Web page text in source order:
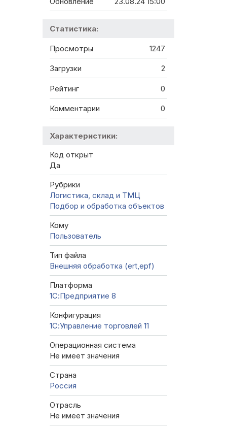
Статистика:
Просмотры 1247
Загрузки 2
Рейтинг 0
Комментарии 0
Характеристики:
Код открыт
Да
Рубрики
Логистика, склад и ТМЦ
Подбор и обработка объектов
Кому
Пользователь
Тип файла
Внешняя обработка (ert,epf)
Платформа
1С:Предприятие 8
Конфигурация
1С:Управление торговлей 11
Операционная система
Не имеет значения
Страна
Россия
Отрасль
Не имеет значения